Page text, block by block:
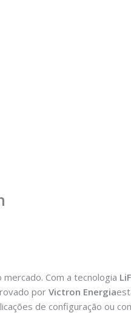
Com a tecnologia
por Victron Energia
de configuração ou